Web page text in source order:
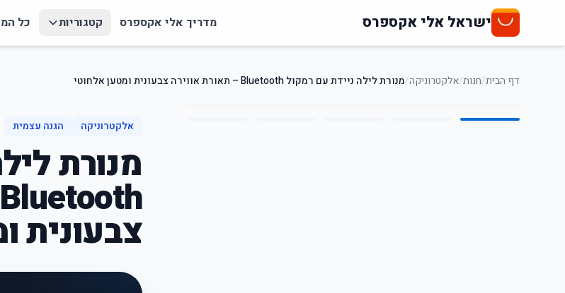
ישראל אלי אקספרס מדריך אלי אקספרס קטגוריות כל
דף הבית/חנות/אלקטרוניקה/מנורת לילה ניידת עם רמקול Bluetooth – תאורת אווירה צבעונית ומטען אלחוטי
1
/
5
אלקטרוניקה הגנה עצמית
מנורת
צבעונית